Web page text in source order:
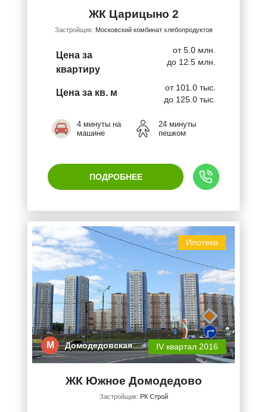
ЖК Царицыно 2
Застройщик: Московский комбинат хлебопродуктов
Цена за
квартиру
от 5.0 млн.
до 12.5 млн.
Цена за кв. м
от 101.0 тыс.
до 125.0 тыс.
4 минуты на
машине
24 минуты
пешком
ПОДРОБНЕЕ
Ипотека
М Домодедовская IV квартал 2016
ЖК Южное Домодедово
Застройщик: РК Строй